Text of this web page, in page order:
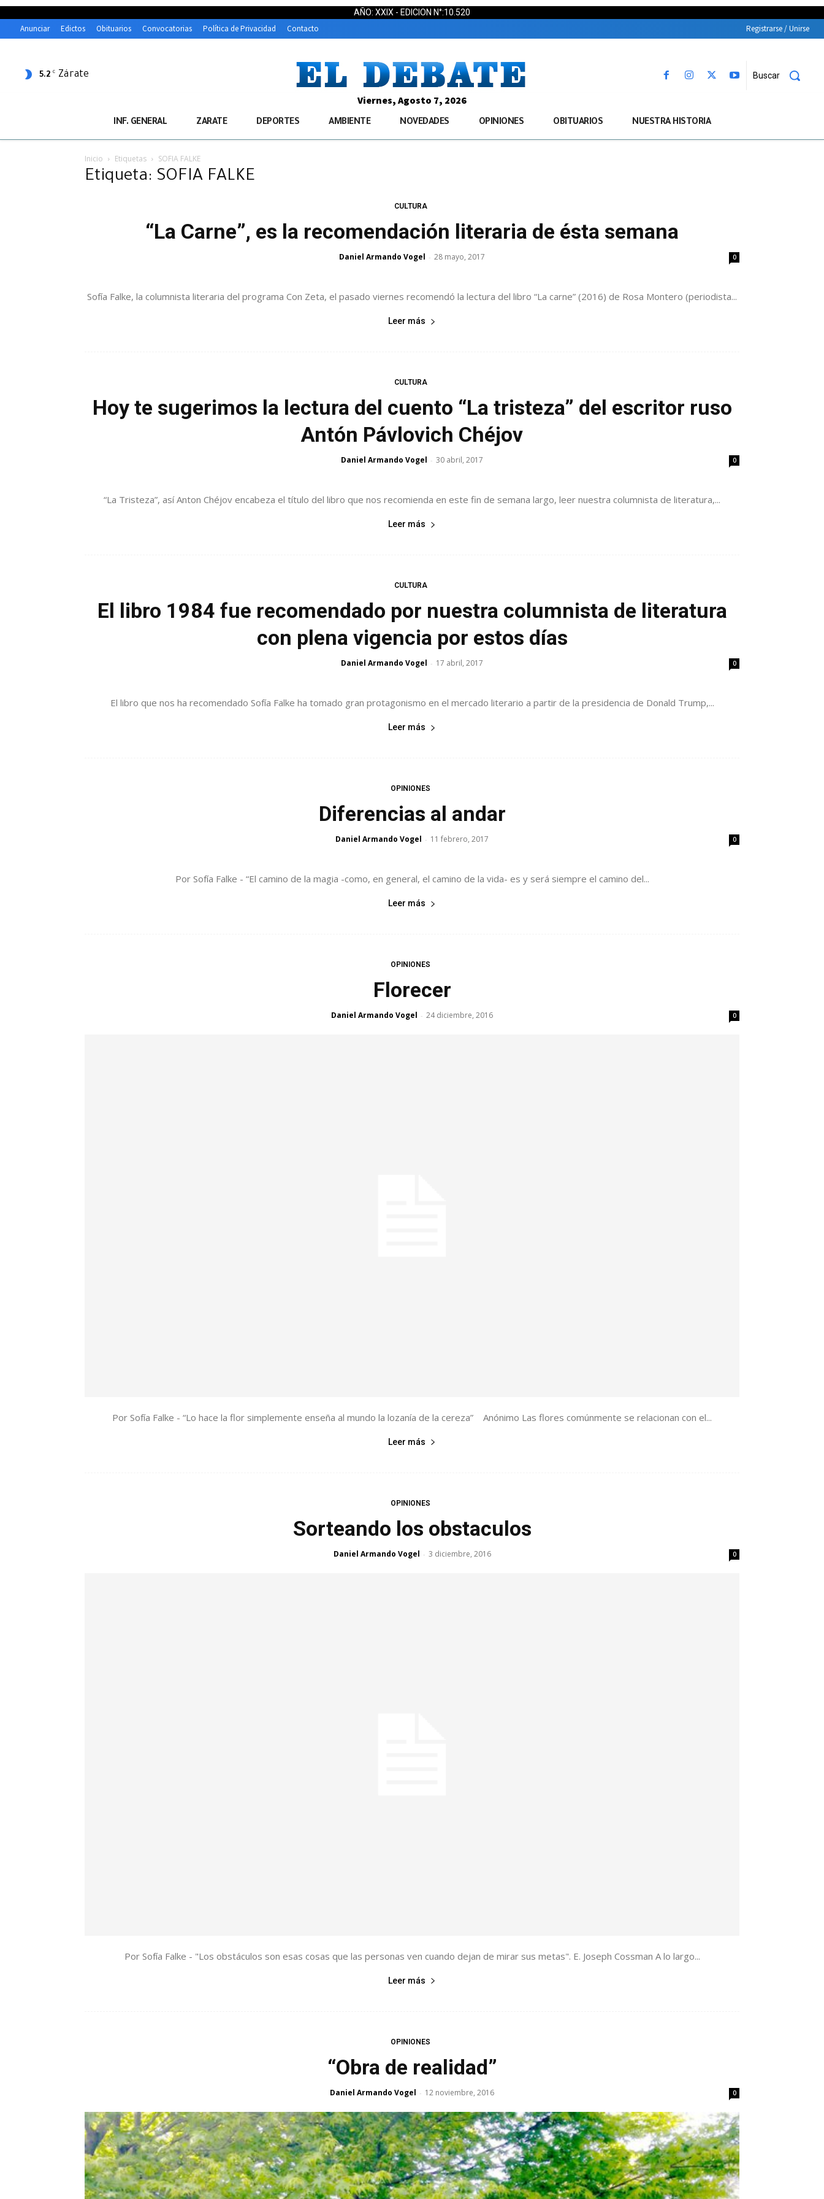
AÑO: XXIX - EDICION N°:10.520
Anunciar Edictos Obituarios Convocatorias Política de Privacidad Contacto Registrarse / Unirse
5.2 C Zárate Buscar
Viernes, Agosto 7, 2026
INF. GENERAL ZARATE DEPORTES AMBIENTE NOVEDADES OPINIONES OBITUARIOS NUESTRA HISTORIA
Inicio Etiquetas SOFIA FALKE
Etiqueta: SOFIA FALKE
CULTURA
“La Carne”, es la recomendación literaria de ésta semana
Daniel Armando Vogel - 28 mayo, 2017 0
Sofía Falke, la columnista literaria del programa Con Zeta, el pasado viernes recomendó la lectura del libro “La carne” (2016) de Rosa Montero (periodista...
Leer más
CULTURA
Hoy te sugerimos la lectura del cuento “La tristeza” del escritor ruso
Antón Pávlovich Chéjov
Daniel Armando Vogel - 30 abril, 2017 0
“La Tristeza”, así Anton Chéjov encabeza el título del libro que nos recomienda en este fin de semana largo, leer nuestra columnista de literatura,...
Leer más
CULTURA
El libro 1984 fue recomendado por nuestra columnista de literatura
con plena vigencia por estos días
Daniel Armando Vogel - 17 abril, 2017 0
El libro que nos ha recomendado Sofía Falke ha tomado gran protagonismo en el mercado literario a partir de la presidencia de Donald Trump,...
Leer más
OPINIONES
Diferencias al andar
Daniel Armando Vogel - 11 febrero, 2017 0
Por Sofía Falke - “El camino de la magia -como, en general, el camino de la vida- es y será siempre el camino del...
Leer más
OPINIONES
Florecer
Daniel Armando Vogel - 24 diciembre, 2016 0
Por Sofía Falke - “Lo hace la flor simplemente enseña al mundo la lozanía de la cereza” Anónimo Las flores comúnmente se relacionan con el...
Leer más
OPINIONES
Sorteando los obstaculos
Daniel Armando Vogel - 3 diciembre, 2016 0
Por Sofía Falke - "Los obstáculos son esas cosas que las personas ven cuando dejan de mirar sus metas". E. Joseph Cossman A lo largo...
Leer más
OPINIONES
“Obra de realidad”
Daniel Armando Vogel - 12 noviembre, 2016 0